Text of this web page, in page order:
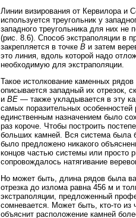
Линии визирования от Кервилора и
используется треугольник у
западного треугольника для них не
(рис. 8.6). Способ экстраполяции в
закрепляется в точке B и затем
это линия, вдоль которой надо
необходимую для экстраполяции.
Такое истолкование каменных
описывается западный их
и BE — также укладывается в эту
самых поразительных
единственным назначением было
раз короче. Чтобы построить
больших камней. Вся система была
было предложено никакого
концов частью системы или просто
сопровождалось натягивание
Но может быть, длина рядов была
отрезка до излома равна 456 м и
экстраполяции, предложенный
сомневается. Может быть, кто-то из
объяснит расположение камней